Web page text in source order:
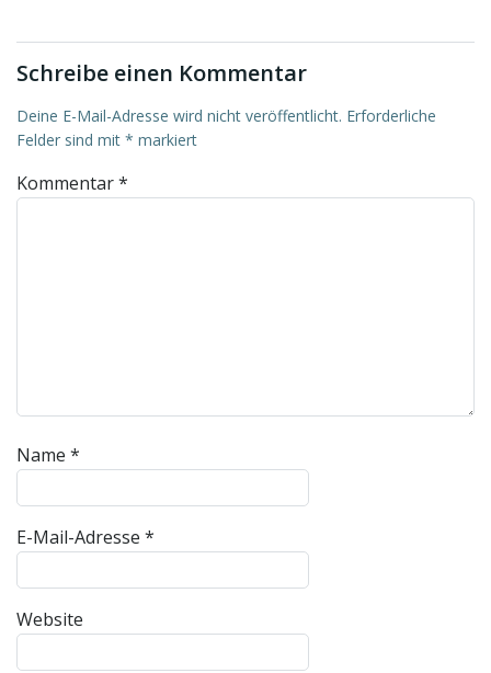
Schreibe einen Kommentar
Deine E-Mail-Adresse wird nicht veröffentlicht. Erforderliche
Felder sind mit * markiert
Kommentar*
Name *
E-Mail-Adresse *
Website